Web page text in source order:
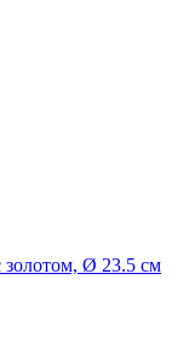
Ø 23.5 см